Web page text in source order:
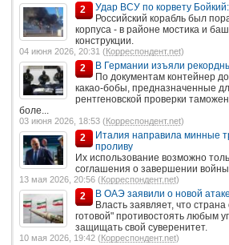
2
Удар ВСУ по корвету
Российский корабль был
корпуса - в районе мостика и
конструкции.
04 июня 2026, 20:31 (Корреспондент.net)
2
В Германии изъяли
По документам контейнер
какао-бобы, предназначенные
рентгеновской проверки
боле...
03 июня 2026, 18:53 (Корреспондент.net)
2
Италия направила минные
проливу
Их использование возможно
соглашения о завершении войны
13 мая 2026, 20:56 (Корреспондент.net)
2
В ОАЭ заявили о новой
Власть заявляет, что
готовой" противостоять любым
защищать свой суверенитет.
10 мая 2026, 19:42 (Корреспондент.net)